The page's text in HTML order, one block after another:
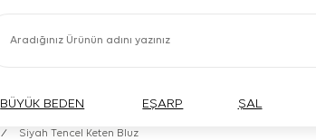
BÜYÜK BEDEN EŞARP ŞAL
/ Siyah Tencel Keten Bluz